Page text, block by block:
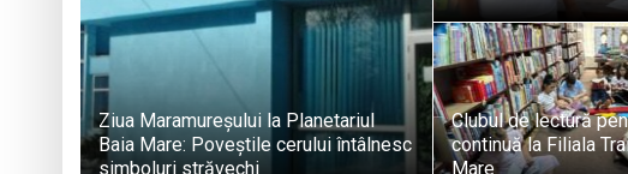
Ziua Maramureșului la Planetariul
Baia Mare: Poveștile cerului întâlnesc
simboluri străvechi
Clubul de lectură
continuă la Filiala
Mare